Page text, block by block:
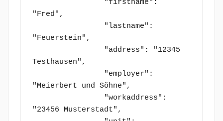
"Fred",
"Feuerstein",
Testhausen",
"Meierbert und Söhne",
"23456 Musterstadt",